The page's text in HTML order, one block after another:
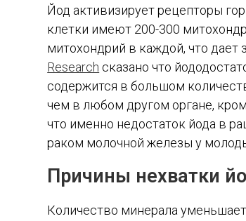
Йод активизирует рецепторы
клетки имеют 200-300
митохондрий в каждой, что дает
Research сказано что
содержится в большом
чем в любом другом органе,
что именно недостаток йода в
раком молочной железы у
Причины нехватки
Количество минерала